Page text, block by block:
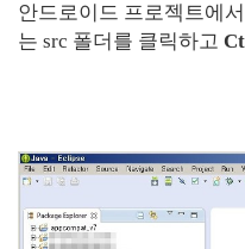
안드로이드 프로젝트에
는 src 폴더를 클릭하고